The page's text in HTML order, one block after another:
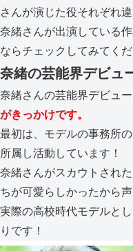
さんが演じた役それぞれ
奈緒さんが出演している
ならチェックしてみてくだ
奈緒の芸能界デビュ
奈緒さんの芸能界デビュ
がきっかけです。
最初は、モデルの事務所
所属し活動しています！
奈緒さんがスカウトされ
ちが可愛らしかったから
実際の高校時代モデルと
りです！